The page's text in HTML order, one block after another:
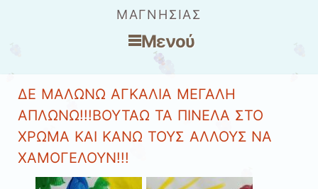
ΜΑΓΝΗΣΙΑΣ
Μενού
ΔΕ ΜΑΛΩΝΩ ΑΓΚΑΛΙΑ ΜΕΓΑΛΗ
ΑΠΛΩΝΩ!!!ΒΟΥΤΑΩ ΤΑ ΠΙΝΕΛΑ ΣΤΟ
ΧΡΩΜΑ ΚΑΙ ΚΑΝΩ ΤΟΥΣ ΑΛΛΟΥΣ ΝΑ
ΧΑΜΟΓΕΛΟΥΝ!!!